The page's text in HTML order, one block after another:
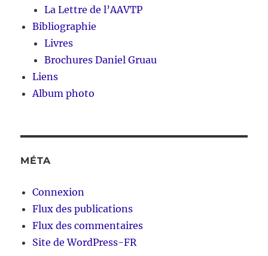
La Lettre de l’AAVTP
Bibliographie
Livres
Brochures Daniel Gruau
Liens
Album photo
MÉTA
Connexion
Flux des publications
Flux des commentaires
Site de WordPress-FR